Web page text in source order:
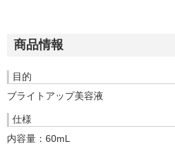
商品情報
目的
ブライトアップ美容液
仕様
内容量：60mL